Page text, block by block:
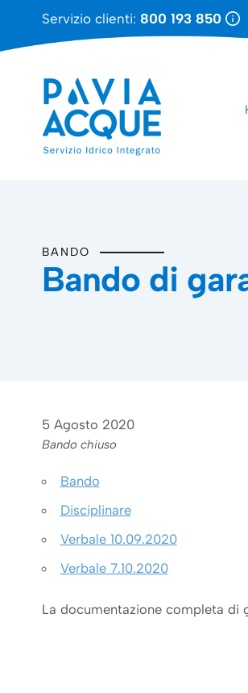
Servizio clienti: 800 193 850
BANDO
Bando di
5 Agosto 2020
Bando chiuso
Bando
Disciplinare
Verbale 10.09.2020
Verbale 7.10.2020
La documentazione completa di